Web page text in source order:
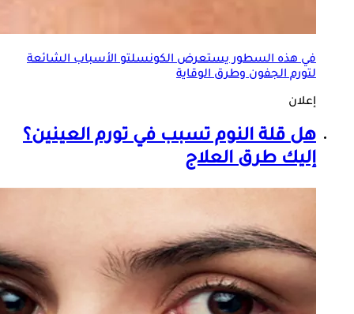
في هذه السطور يستعرض الكونسلتو الأسباب الشائعة
لتورم الجفون وطرق الوقاية
إعلان
هل قلة النوم تسبب فيتورم العينين؟
إليك طرق العلاج